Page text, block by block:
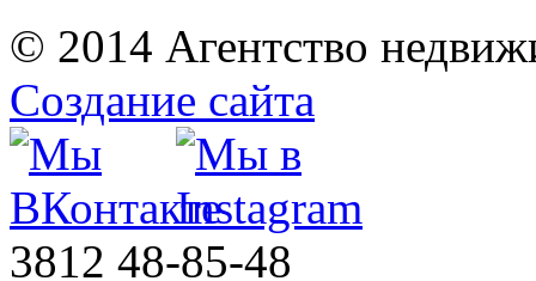
© 2014 Агентство
Создание сайта
3812 48-85-48